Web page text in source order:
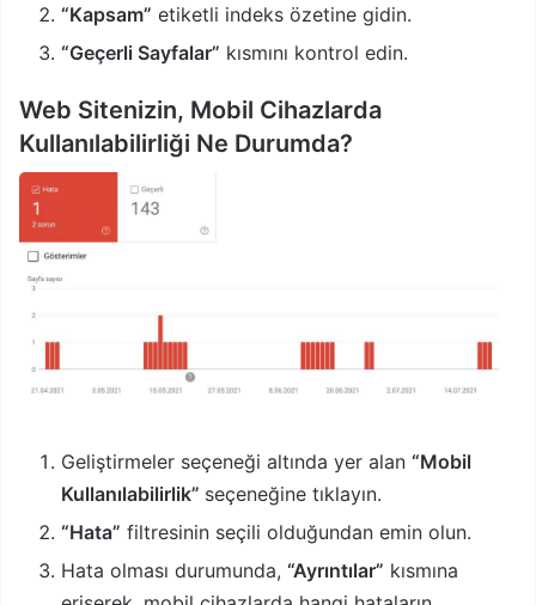
“Kapsam” etiketli indeks özetine gidin.
“Geçerli Sayfalar” kısmını kontrol edin.
Web Sitenizin, Mobil Cihazlarda
Kullanılabilirliği Ne Durumda?
Geliştirmeler seçeneği altında yer alan “Mobil
Kullanılabilirlik” seçeneğine tıklayın.
“Hata” filtresinin seçili olduğundan emin olun.
Hata olması durumunda, “Ayrıntılar” kısmına